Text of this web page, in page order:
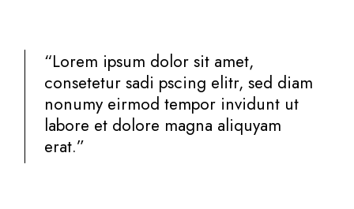
“Lorem ipsum dolor sit amet,
consetetur sadi pscing elitr, sed diam
nonumy eirmod tempor invidunt ut
labore et dolore magna aliquyam
erat.”